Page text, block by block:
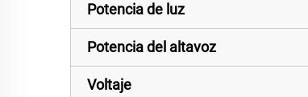
Potencia de luz
Potencia del altavoz
Voltaje